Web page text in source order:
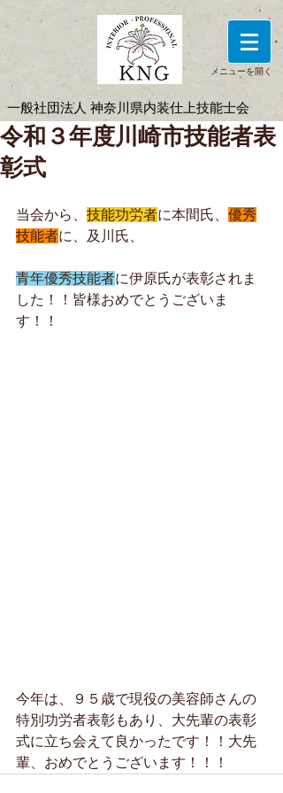
メニューを開く
一般社団法人 神奈川県内装仕上技能士会
令和３年度川崎市技能者表
彰式
当会から、 技能功労者に本間氏、 優秀
技能者に、及川氏、
青年優秀技能者に伊原氏が表彰されま
した！！皆様おめでとうございま
す！！
今年は、９５歳で現役の美容師さんの
特別功労者表彰もあり、大先輩の表彰
式に立ち会えて良かったです！！大先
輩、おめでとうございます！！！